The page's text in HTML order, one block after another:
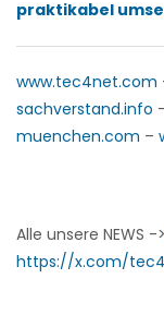
praktikabel
www.tec4net.com
sachverstand.info
muenchen.com –
Alle unsere NEWS ->
https://x.com/